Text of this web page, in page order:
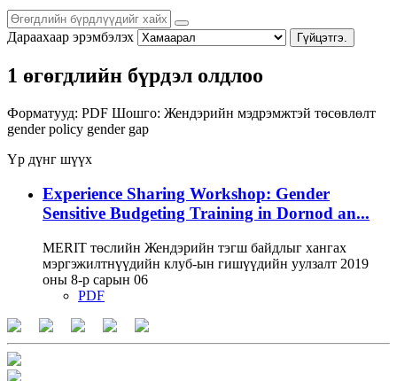
Дараахаар эрэмбэлэх Гүйцэтгэ.
1 өгөгдлийн бүрдэл олдлоо
Форматууд: PDF Шошго: Жендэрийн мэдрэмжтэй төсөвлөлт
gender policy gender gap
Үр дүнг шүүх
Experience Sharing Workshop: Gender
Sensitive Budgeting Training in Dornod an...
MERIT төслийн Жендэрийн тэгш байдлыг хангах
мэргэжилтнүүдийн клуб-ын гишүүдийн уулзалт 2019
оны 8-р сарын 06
PDF